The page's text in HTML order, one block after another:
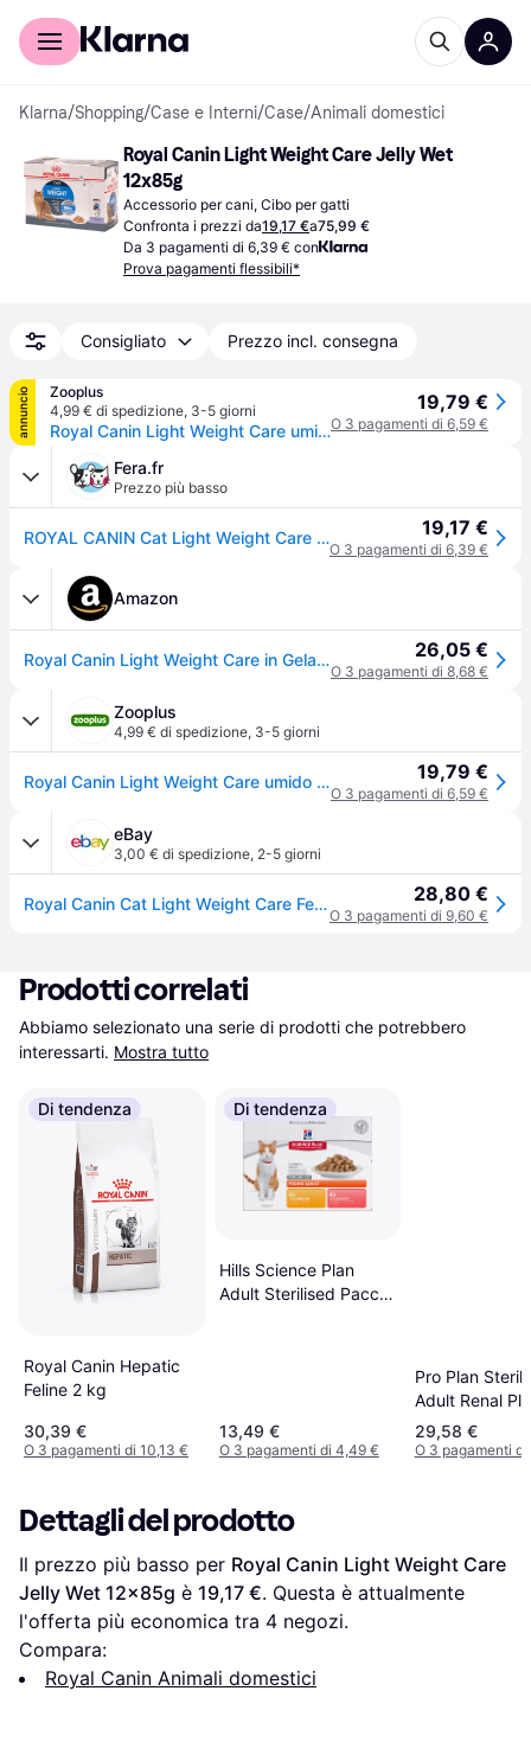
Per il tuo shopping
Klarna/Shopping/Case e Interni/Case/Animali domestici
Royal Canin Light Weight Care Jelly Wet
12x85g
Accessorio per cani, Cibo per gatti
Confronta i prezzi da19,17 €a75,99 €
Da 3 pagamenti di 6,39 € con
Prova pagamenti flessibili*
Consigliato Prezzo incl. consegna
annuncio
Zooplus
4,99 € di spedizione, 3-5 giorni
Royal Canin Light Weight Care umido in Gelatina per gatti - 12 x 85 g
19,79 €
O 3 pagamenti di 6,59 €
Fera.fr
Prezzo più basso
ROYAL CANIN Cat Light Weight Care fettine in gelatina 85 g x 12 19,17 €
O 3 pagamenti di 6,39 €
Amazon
Royal Canin Light Weight Care in Gelatina | 12 x 85 g | Cibo umido per gatti | Per supportare i gatti in sovrappeso | Contiene ferro, manganese e zinco 26,05 €
O 3 pagamenti di 8,68 €
Zooplus
4,99 € di spedizione, 3-5 giorni
Royal Canin Light Weight Care umido in Gelatina per gatti - 12 x 85 g 19,79 €
O 3 pagamenti di 6,59 €
eBay
3,00 € di spedizione, 2-5 giorni
Royal Canin Cat Light Weight Care Fettine In Gelatina 12x85g 28,80 €
O 3 pagamenti di 9,60 €
Prodotti correlati
Abbiamo selezionato una serie di prodotti che potrebbero
interessarti. Mostra tutto
Di tendenza
Royal Canin Hepatic
Feline 2 kg
30,39 €
O 3 pagamenti di 10,13 €
Di tendenza
Hills Science Plan
Adult Sterilised Pacco
13,49 €
O 3 pagamenti di 4,49 €
Pro Plan
Adult Renal
In Tacchino
Crocchette
29,58 €
O 3 pagamenti di
Dettagli del prodotto
Il prezzo più basso per Royal Canin Light Weight Care
Jelly Wet 12x85g è 19,17 €. Questa è attualmente
l'offerta più economica tra 4 negozi.
Compara:
Royal Canin Animali domestici